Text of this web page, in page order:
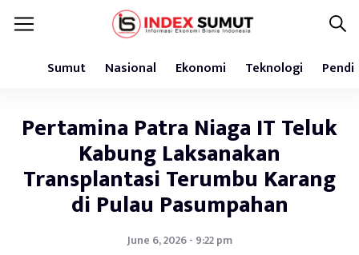
Sumut Nasional Ekonomi Teknologi
Pertamina Patra Niaga IT Teluk
Kabung Laksanakan
Transplantasi Terumbu Karang
di Pulau Pasumpahan
June 6, 2026 - 9:22 pm